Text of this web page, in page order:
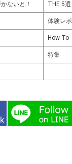
ないと！ THE 5選
体験レポ
How To
特集